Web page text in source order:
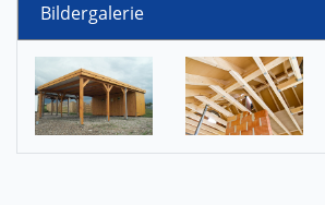
Bildergalerie